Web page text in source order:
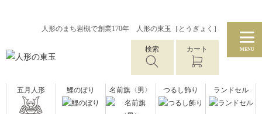
人形のまち岩槻で創業170年 人形の東玉［とうぎょく］
検索 カート MENU
五月人形 鯉のぼり 名前旗〈男〉 つるし飾り ランドセル